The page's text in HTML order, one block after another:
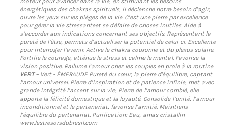
énergétiques des chakras spirituels, il déclenche notre besoin d'agir,
ouvre les yeux sur les pièges de la vie. C’est une pierre par excellence
pour gérer la vie stressanteet se défaire de choses inutiles. Aide à
s’accorder aux indications concernant ses objectifs. Représentant la
pureté de l’être, permets d’actualiser la potentiel de celui-ci. Excellente
pour interroger l’avenir. Active le chakra couronne et du plexus solaire.
Fortifie le courage, atténue le stress et calme le mental. Favorise la
vision positive. Rallume l’amour chez les couples en proie à la routine.
VERT– Vert - ÉMERAUDE Pureté du cœur, la pierre d'équilibre, captant
l’amour universel. Pierre d’inspiration et de patience infinie, met avec
grande intégrité l’accent sur la vie, Pierre de l’amour comblé, elle
apporte la félicité domestique et la loyauté. Consolide l’unité, l’amour
inconditionnel et le partenariat, favorise l’amitié. Maintiens
l’équilibre du partenariat. Purification: Eau, amas cristallin
www.lestresorsdubresil.com